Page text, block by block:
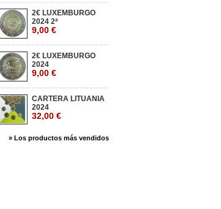
2€ LUXEMBURGO
2024 2ª
9,00 €
2€ LUXEMBURGO
2024
9,00 €
CARTERA LITUANIA
2024
32,00 €
» Los productos más vendidos